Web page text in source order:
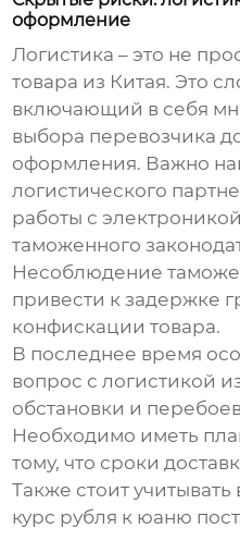
оформление
Логистика – это не
товара из Китая. Это
включающий в себя
выбора перевозчика
оформления. Важно
логистического
работы с
таможенного
Несоблюдение
привести к задержке
конфискации товара.
В последнее время
вопрос с логистикой
обстановки и
Необходимо иметь
тому, что сроки
Также стоит
курс рубля к юаню